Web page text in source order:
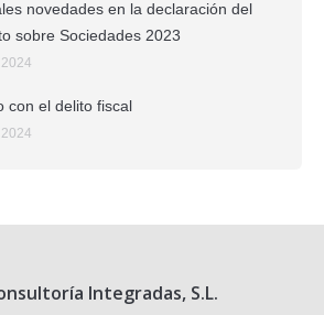
novedades en la declaración del
sobre Sociedades 2023
con el delito fiscal
Integradas, S.L.